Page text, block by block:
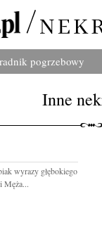
pogrzebowy
Inne
wyrazy głębokiego
Męża...